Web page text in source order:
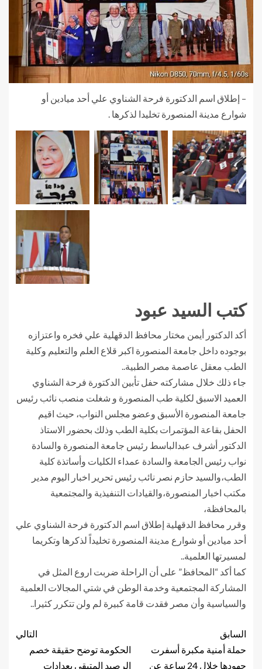
– إطلاق اسم الدكتورة فرحة الشناوي علي أحد ميادين أو
شوارع مدينة المنصورة تخليدا لذكرها .
كتب السيد عبود
أكد الدكتور أيمن مختار محافظ الدقهلية علي فخره واعتزازه
بوجوده داخل جامعة المنصورة اكبر قلاع العلم والتعليم وكلية
الطب معقل عاصمة مصر الطبية..
جاء ذلك خلال مشاركته حفل تأبين الدكتورة فرحة الشناوي
العميد الاسبق لكلية طب المنصورة و شغلت منصب نائب رئيس
جامعة المنصورة الأسبق وعضو مجلس النواب، حيث اقيم
الحفل بقاعة المؤتمرات بكلية الطب وذلك بحضور الاستاذ
الدكتور أشرف عبدالباسط رئيس جامعة المنصورة والسادة
نواب رئيس الجامعة والسادة عمداء الكليات وأساتذة كلية
الطب،والسيد حازم نصر نائب رئيس تحرير اخبار اليوم مدير
مكتب اخبار المنصورة،والقيادات التنفيذية والمجتمعية
بالمحافظة،
وقرر محافظ الدقهلية إطلاق اسم الدكتورة فرحة الشناوي علي
أحد ميادين أو شوارع مدينة المنصورة تخليداً لذكرها وتكريما
لمسيرتها العلمية..
كما أكد “المحافظ” على أن الراحلة ضربت اروع المثل في
المشاركة المجتمعية وخدمة الوطن في شتي المجالات العلمية
والسياسية وأن مصر فقدت قامة كبيرة لم ولن تتكرر كثيرا..
السابق
حملة أمنية مكبرة أسفرت
جهودها خلال 24 ساعة عن
التالي
الحكومة توضح حقيقة خصم
الرصيد المتبقي بعدادات